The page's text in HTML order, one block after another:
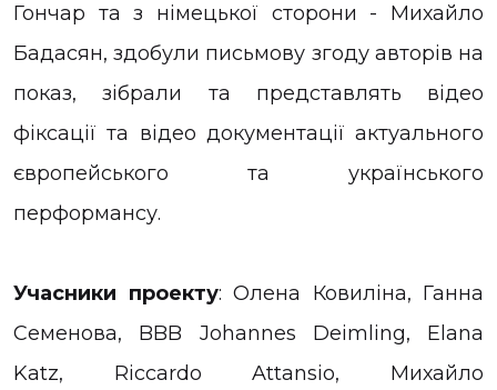
Гончар та з німецької сторони - Михайло
Бадасян, здобули письмову згоду авторів на
показ, зібрали та представлять відео
фіксації та відео документації актуального
європейського та українського
перформансу.
Учасники проекту: Олена Ковиліна, Ганна
Семенова, BBB Johannes Deimling, Elana
Katz, Riccardo Attansio, Михайло